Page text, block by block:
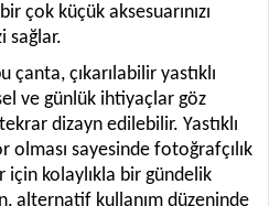
çok küçük aksesuarınızı
sağlar.
çıkarılabilir yastıklı
ve günlük ihtiyaçlar göz
dizayn edilebilir. Yastıklı
olması sayesinde fotoğrafçılık
için kolaylıkla bir gündelik
alternatif kullanım düzeninde